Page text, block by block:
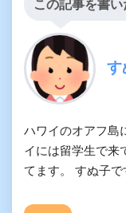
この記事を書い
す
ハワイのオアフ島
イには留学生で来
てます。 すぬ子で